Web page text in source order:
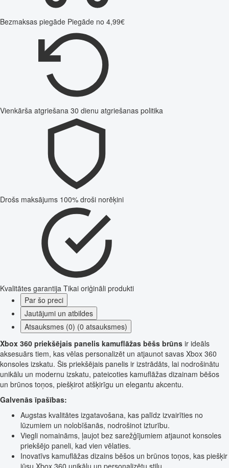
Bezmaksas piegāde Piegāde no 4,99€
Vienkārša atgriešana 30 dienu atgriešanas politika
Drošs maksājums 100% droši norēķini
Kvalitātes garantija Tikai oriģināli produkti
Par šo preci
Jautājumi un atbildes
Atsauksmes (0) (0 atsauksmes)
Xbox 360 priekšējais panelis kamuflāžas bēšs brūns ir ideāls
aksesuārs tiem, kas vēlas personalizēt un atjaunot savas Xbox 360
konsoles izskatu. Šis priekšējais panelis ir izstrādāts, lai nodrošinātu
unikālu un modernu izskatu, pateicoties kamuflāžas dizainam bēšos
un brūnos toņos, piešķirot atšķirīgu un elegantu akcentu.
Galvenās īpašības:
Augstas kvalitātes izgatavošana, kas palīdz izvairīties no
lūzumiem un nolobīšanās, nodrošinot izturību.
Viegli nomaināms, ļaujot bez sarežģījumiem atjaunot konsoles
priekšējo paneli, kad vien vēlaties.
Inovatīvs kamuflāžas dizains bēšos un brūnos toņos, kas piešķir
jūsu Xbox 360 unikālu un personalizētu stilu.